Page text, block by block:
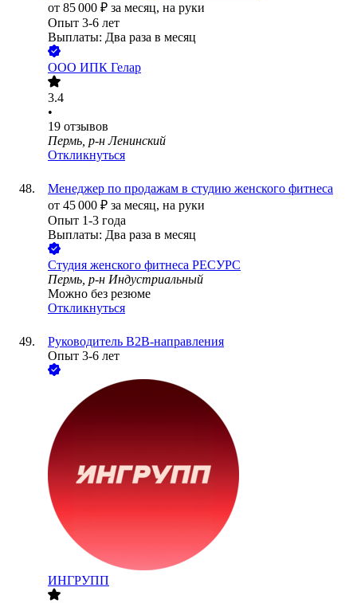
от 85 000 ₽ за месяц, на руки
Опыт 3-6 лет
Выплаты: Два раза в месяц
ООО ИПК Гелар
3.4
•
19 отзывов
Пермь, р-н Ленинский
Откликнуться
Менеджер по продажам в студию женского фитнеса
от 45 000 ₽ за месяц, на руки
Опыт 1-3 года
Выплаты: Два раза в месяц
Студия женского фитнеса РЕСУРС
Пермь, р-н Индустриальный
Можно без резюме
Откликнуться
Руководитель B2B-направления
Опыт 3-6 лет
ИНГРУПП